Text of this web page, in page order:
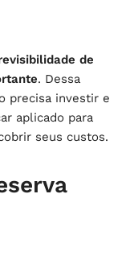
de
. Dessa
precisa investir e
aplicado para
seus custos.